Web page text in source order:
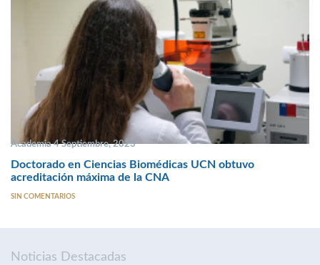
Academia 4 Septiembre, 2023
Doctorado en Ciencias Biomédicas UCN obtuvo
acreditación máxima de la CNA
SIN COMENTARIOS
Noticias Destacadas